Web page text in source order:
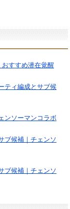
おすすめ潜在覚醒
ティ編成とサブ候
ンソーマンコラボ
ブ候補｜チェンソ
ブ候補｜チェンソ